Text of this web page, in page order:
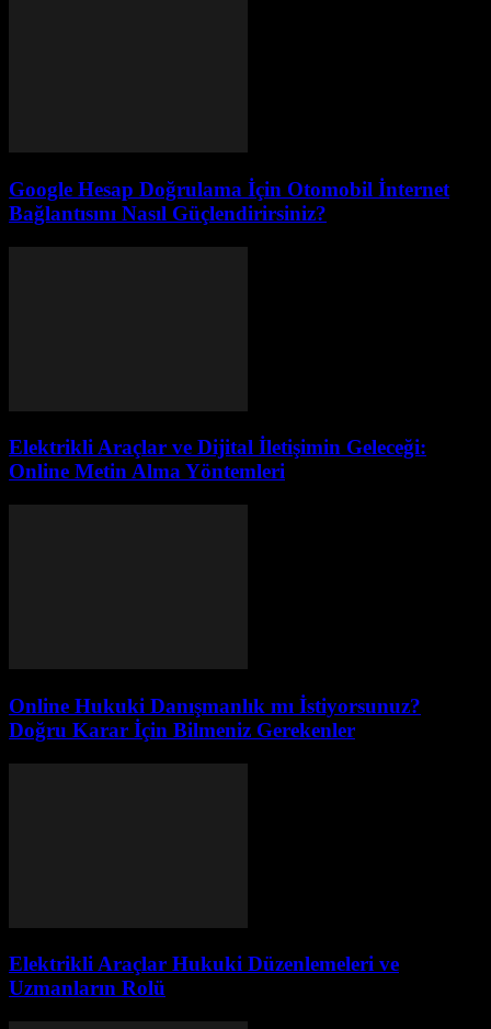
Google Hesap Doğrulama İçin Otomobil İnternet
Bağlantısını Nasıl Güçlendirirsiniz?
Elektrikli Araçlar ve Dijital İletişimin Geleceği:
Online Metin Alma Yöntemleri
Online Hukuki Danışmanlık mı İstiyorsunuz?
Doğru Karar İçin Bilmeniz Gerekenler
Elektrikli Araçlar Hukuki Düzenlemeleri ve
Uzmanların Rolü